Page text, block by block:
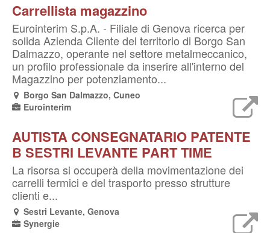
Carrellista magazzino
Eurointerim S.p.A. - Filiale di Genova ricerca per
solida Azienda Cliente del territorio di Borgo San
Dalmazzo, operante nel settore metalmeccanico,
un profilo professionale da inserire all'interno del
Magazzino per potenziamento...
Borgo San Dalmazzo, Cuneo
Eurointerim
AUTISTA CONSEGNATARIO PATENTE
B SESTRI LEVANTE PART TIME
La risorsa si occuperà della movimentazione dei
carrelli termici e del trasporto presso strutture
clienti e...
Sestri Levante, Genova
Synergie